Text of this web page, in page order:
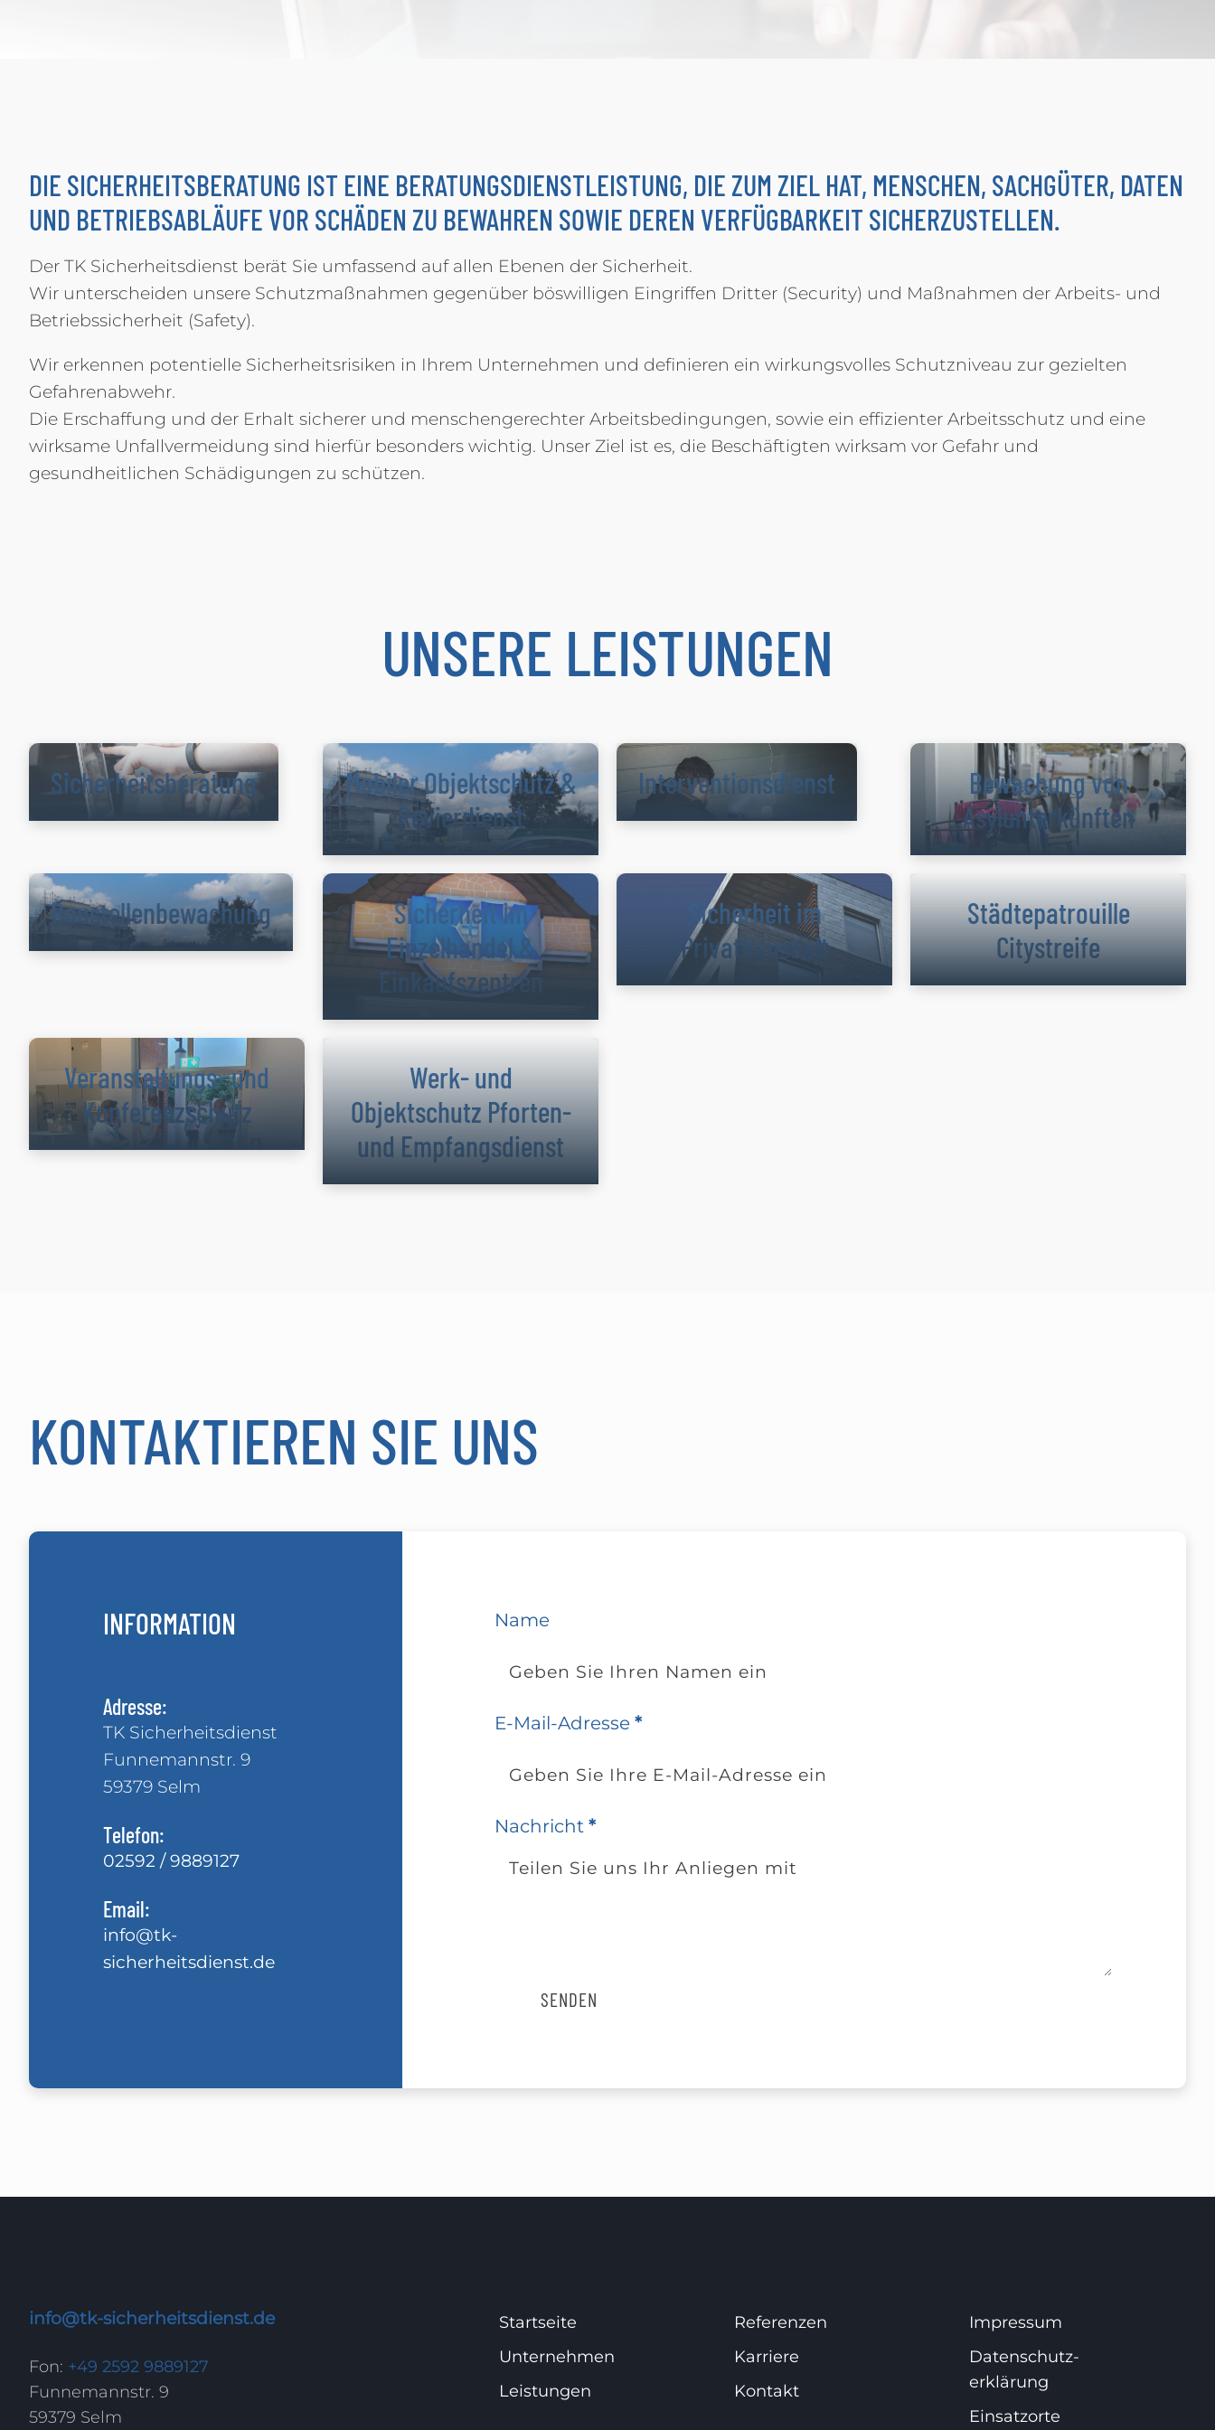
DIE SICHERHEITSBERATUNG IST EINE BERATUNGSDIENSTLEISTUNG, DIE ZUM ZIEL HAT, MENSCHEN, SACHGÜTER, DATEN
UND BETRIEBSABLÄUFE VOR SCHÄDEN ZU BEWAHREN SOWIE DEREN VERFÜGBARKEIT SICHERZUSTELLEN.
Der TK Sicherheitsdienst berät Sie umfassend auf allen Ebenen der Sicherheit.
Wir unterscheiden unsere Schutzmaßnahmen gegenüber böswilligen Eingriffen Dritter (Security) und Maßnahmen der Arbeits- und
Betriebssicherheit (Safety).
Wir erkennen potentielle Sicherheitsrisiken in Ihrem Unternehmen und definieren ein wirkungsvolles Schutzniveau zur gezielten
Gefahrenabwehr.
Die Erschaffung und der Erhalt sicherer und menschengerechter Arbeitsbedingungen, sowie ein effizienter Arbeitsschutz und eine
wirksame Unfallvermeidung sind hierfür besonders wichtig. Unser Ziel ist es, die Beschäftigten wirksam vor Gefahr und
gesundheitlichen Schädigungen zu schützen.
UNSERE LEISTUNGEN
Sicherheitsberatung
Mobiler Objektschutz &
Revierdienst
Interventions­dienst
Bewachung von
Asylunterkünften
Baustellenbe­wachung
Sicherheit im
Einzelhandel &
Einkaufszentren
Sicherheit im
Privathaushalt
Städtepatrouille
Citystreife
Veranstaltungs- und
Konferenzschutz
Werk- und
Objektschutz Pforten-
und Empfangsdienst
KONTAKTIEREN SIE UNS
INFORMATION
Adresse:
TK Sicherheitsdienst
Funnemannstr. 9
59379 Selm
Telefon:
02592 / 9889127
Email:
info@tk-
sicherheitsdienst.de
Name
E-Mail-Adresse *
Nachricht *
SENDEN
info@tk-sicherheitsdienst.de
Fon: +49 2592 9889127
Funnemannstr. 9
59379 Selm
Startseite
Unternehmen
Leistungen
Referenzen
Karriere
Kontakt
Impressum
Datenschutz­
erklärung
Einsatzorte